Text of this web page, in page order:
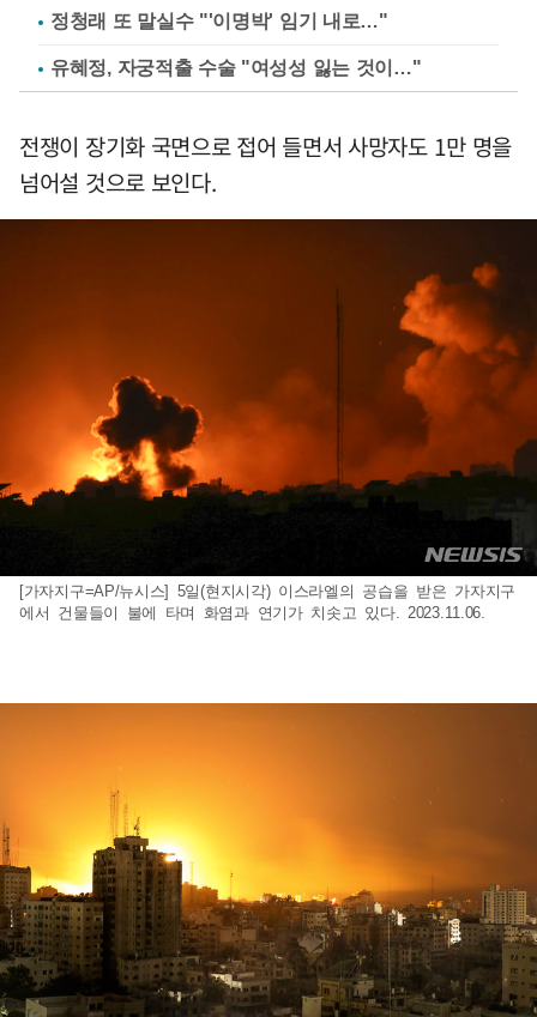
정청래 또 말실수 "'이명박' 임기 내로…"
유혜정, 자궁적출 수술 "여성성 잃는 것이…"
전쟁이 장기화 국면으로 접어 들면서 사망자도 1만 명을
넘어설 것으로 보인다.
[가자지구=AP/뉴시스] 5일(현지시각) 이스라엘의 공습을 받은 가자지구
에서 건물들이 불에 타며 화염과 연기가 치솟고 있다. 2023.11.06.